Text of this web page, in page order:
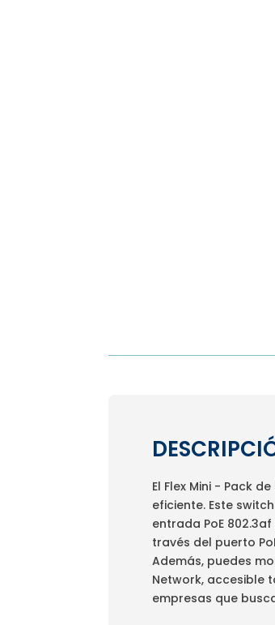
El Flex Mini - Pack
eficiente. Este
entrada PoE
través del puerto
Además, puedes
Network, accesible
empresas que